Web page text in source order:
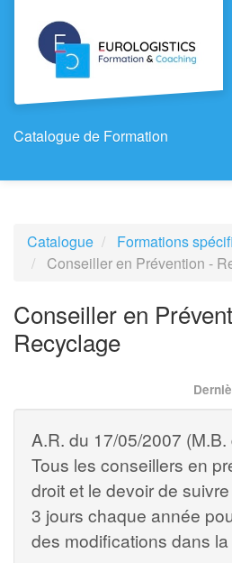
Aller au menu principal
Aller au contenu principal
Personnaliser l'interface
Catalogue de Formation
Catalogue
Formations
Conseiller en Prévention -
Conseiller en
Recyclage
A.R. du 17/05/2007
Tous les conseillers en
droit et le devoir de
3 jours chaque année
des modifications dans